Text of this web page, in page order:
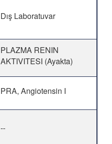
Dış Laboratuvar
PLAZMA RENIN
AKTIVITESI (Ayakta)
PRA, Angiotensin I
--